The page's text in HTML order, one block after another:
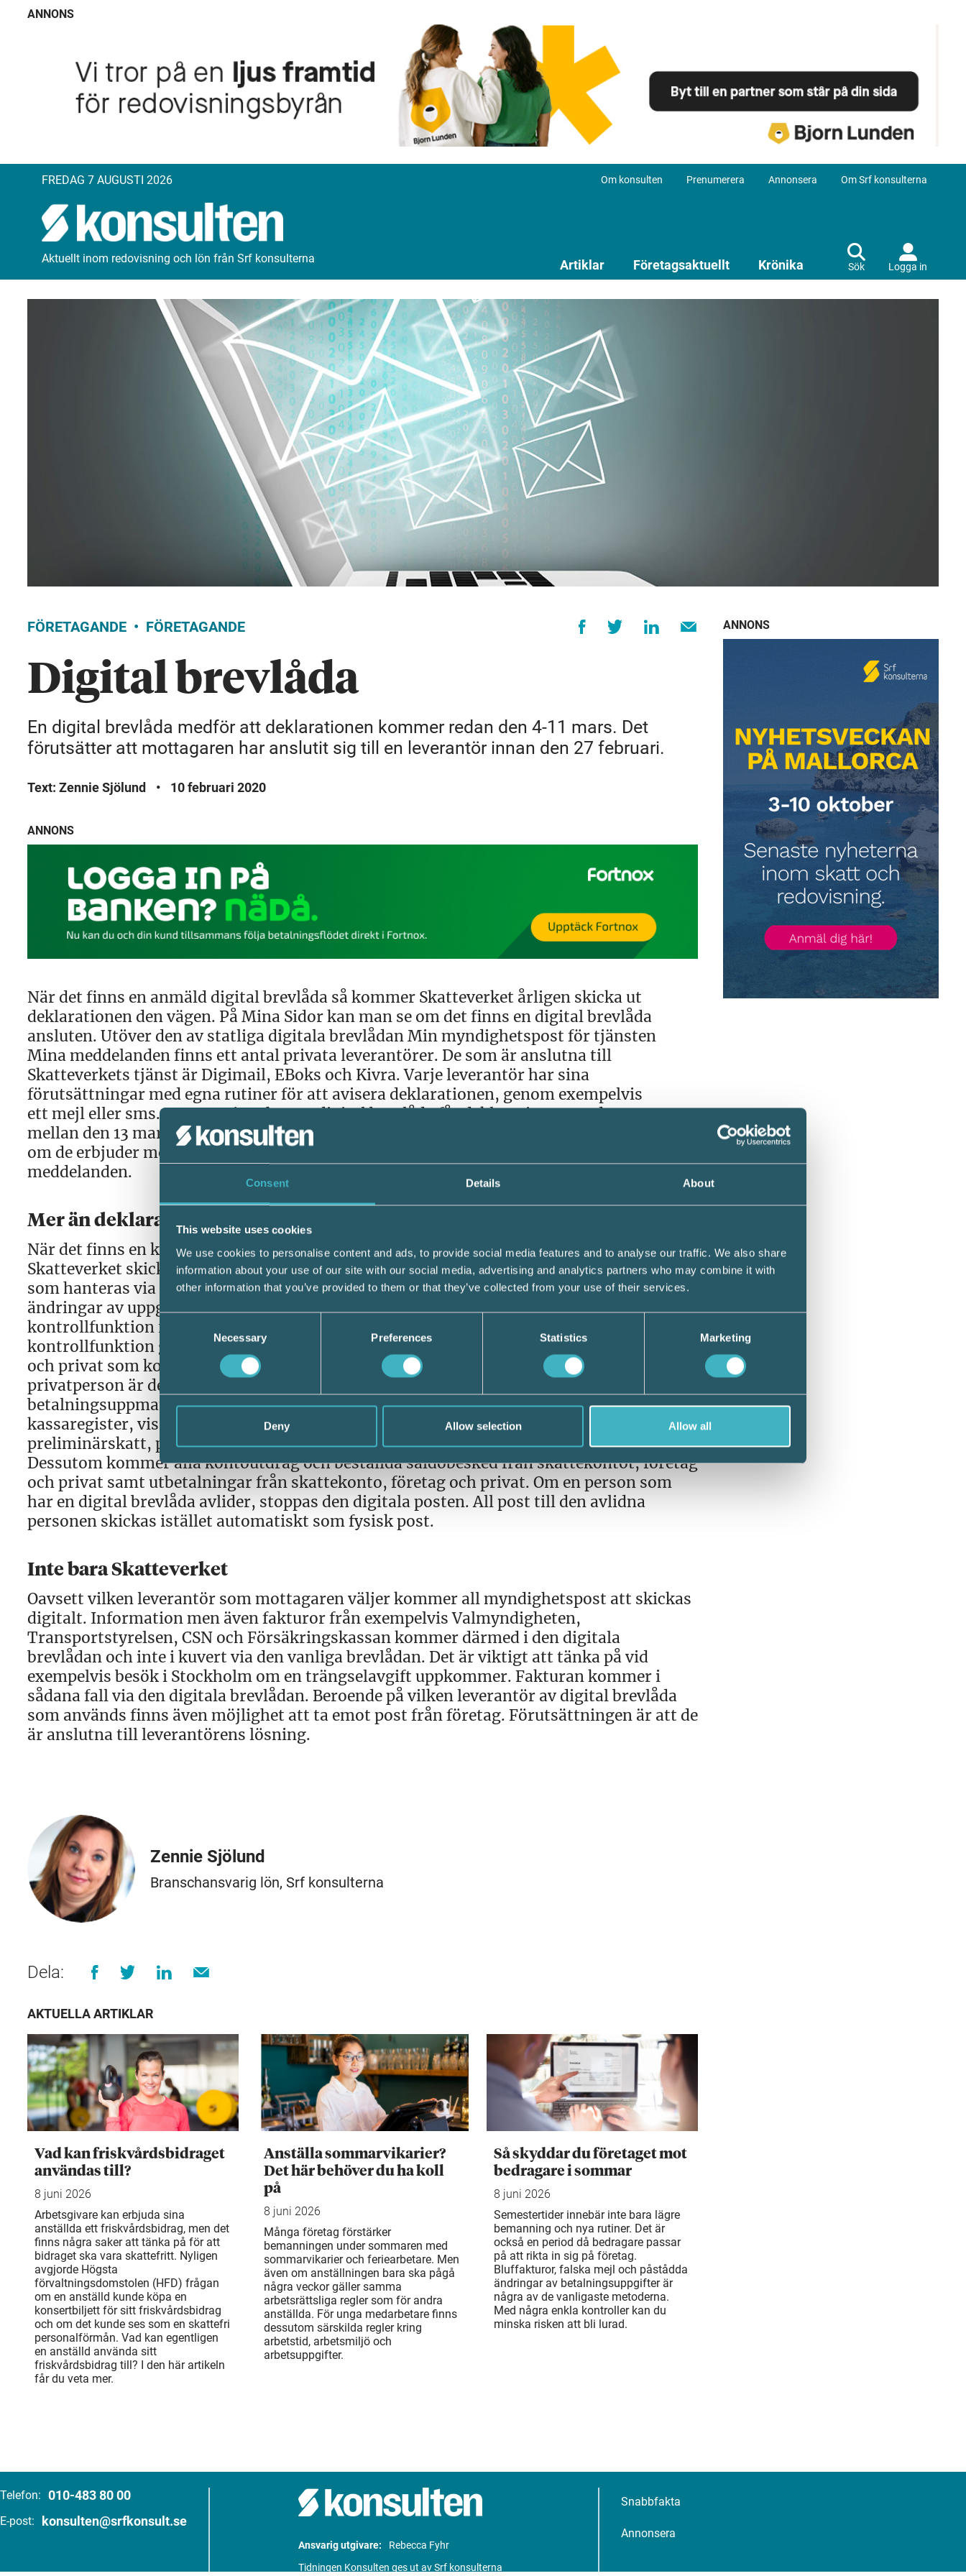
Consent Details About
This website uses cookies
We use cookies to personalise content and ads, to provide social media features and to analyse our traffic. We also share
information about your use of our site with our social media, advertising and analytics partners who may combine it with
other information that you’ve provided to them or that they’ve collected from your use of their services.
Consent
Necessary Preferences Statistics Marketing
Deny Allow selection Allow all
ANNONS
FREDAG 7 AUGUSTI 2026 Om konsulten Prenumerera Annonsera Om Srf konsulterna
Aktuellt inom redovisning och lön från Srf konsulterna Artiklar Företagsaktuellt Krönika Sök Logga in
FÖRETAGANDE FÖRETAGANDE
Digital brevlåda
En digital brevlåda medför att deklarationen kommer redan den 4-11 mars. Det
förutsätter att mottagaren har anslutit sig till en leverantör innan den 27 februari.
Text: Zennie Sjölund • 10 februari 2020
ANNONS
När det finns en anmäld digital brevlåda så kommer Skatteverket årligen skicka ut
deklarationen den vägen. På Mina Sidor kan man se om det finns en digital brevlåda
ansluten. Utöver den av statliga digitala brevlådan Min myndighetspost för tjänsten
Mina meddelanden finns ett antal privata leverantörer. De som är anslutna till
Skatteverkets tjänst är Digimail, EBoks och Kivra. Varje leverantör har sina
förutsättningar med egna rutiner för att avisera deklarationen, genom exempelvis
ett mejl eller sms. Den som inte har en digital brevlåda får deklarationen med posten
mellan den 13 mars och 15 april. Om det finns ombud så är det till respektive leverantör
om de erbjuder möjligheten att ge andra än personen själv möjlighet att läsa och hantera
meddelanden.
Mer än deklaration
När det finns en koppling till en digital brevlåda så är det inte endast deklarationen som
Skatteverket skickar ut den vägen. Ärenden utöver deklarationsområdet hos Skatteverket
som hanteras via den digitala brevlådan är inom många områden. I samband med
ändringar av uppgifter till folkbokföringen så kommer bekräftelser av flyttanmälan, en
kontrollfunktion för att se till att personuppgifter inte missbrukas. Företagare har en
kontrollfunktion gällande behörighet att använda e‑tjänster på skatteverket.se, företag
och privat som kommer via meddelande till den digitala brevlådan. Som företag och
privatperson är det via den digitala brevlådan som betalningskrav och
betalningsuppmaningar skickas ut. Även administration av företagsuppgifter,
kassaregister, vissa moms ärenden, anmälan om personalliggare, beslut kring
preliminärskatt, punktskatt, rot-och rut, korrespondens kring skattekontroller.
Dessutom kommer alla kontoutdrag och beställda saldobesked från skattekontot, företag
och privat samt utbetalningar från skattekonto, företag och privat. Om en person som
har en digital brevlåda avlider, stoppas den digitala posten. All post till den avlidna
personen skickas istället automatiskt som fysisk post.
Inte bara Skatteverket
Oavsett vilken leverantör som mottagaren väljer kommer all myndighetspost att skickas
digitalt. Information men även fakturor från exempelvis Valmyndigheten,
Transportstyrelsen, CSN och Försäkringskassan kommer därmed i den digitala
brevlådan och inte i kuvert via den vanliga brevlådan. Det är viktigt att tänka på vid
exempelvis besök i Stockholm om en trängselavgift uppkommer. Fakturan kommer i
sådana fall via den digitala brevlådan. Beroende på vilken leverantör av digital brevlåda
som används finns även möjlighet att ta emot post från företag. Förutsättningen är att de
är anslutna till leverantörens lösning.
Zennie Sjölund
Branschansvarig lön, Srf konsulterna
Dela:
AKTUELLA ARTIKLAR
Vad kan friskvårdsbidraget
användas till?
8 juni 2026
Arbetsgivare kan erbjuda sina
anställda ett friskvårdsbidrag, men det
finns några saker att tänka på för att
bidraget ska vara skattefritt. Nyligen
avgjorde Högsta
förvaltningsdomstolen (HFD) frågan
om en anställd kunde köpa en
konsertbiljett för sitt friskvårdsbidrag
och om det kunde ses som en skattefri
personalförmån. Vad kan egentligen
en anställd använda sitt
friskvårdsbidrag till? I den här artikeln
får du veta mer.
Anställa sommarvikarier?
Det här behöver du ha koll
på
8 juni 2026
Många företag förstärker
bemanningen under sommaren med
sommarvikarier och feriearbetare. Men
även om anställningen bara ska pågå
några veckor gäller samma
arbetsrättsliga regler som för andra
anställda. För unga medarbetare finns
dessutom särskilda regler kring
arbetstid, arbetsmiljö och
arbetsuppgifter.
Så skyddar du företaget mot
bedragare i sommar
8 juni 2026
Semestertider innebär inte bara lägre
bemanning och nya rutiner. Det är
också en period då bedragare passar
på att rikta in sig på företag.
Bluffakturor, falska mejl och påstådda
ändringar av betalningsuppgifter är
några av de vanligaste metoderna.
Med några enkla kontroller kan du
minska risken att bli lurad.
ANNONS
Telefon: 010-483 80 00
E-post: konsulten@srfkonsult.se
Ansvarig utgivare:
Rebecca Fyhr
Tidningen Konsulten ges ut av Srf konsulterna
Snabbfakta
Annonsera